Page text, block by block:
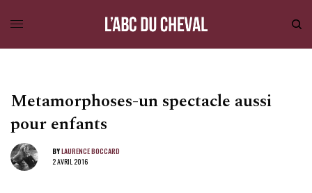
Metamorphoses-un spectacle aussi
pour enfants
BYLAURENCE BOCCARD
2 AVRIL 2016